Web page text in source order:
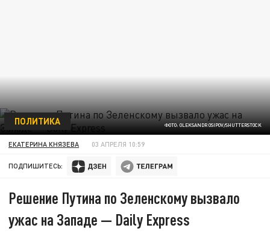
ФОТО: OLEKSANDR OSIPOV/SHUTTERSTOCK
ПОЛИТИКА
ЕКАТЕРИНА КНЯЗЕВА 03 АПРЕЛЯ 10:59
ПОДПИШИТЕСЬ:
Решение Путина по Зеленскому вызвало
ужас на Западе — Daily Express